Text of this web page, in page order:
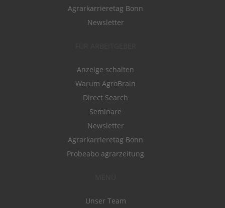
Agrarkarrieretag Bonn
Newsletter
Anzeige schalten
Warum AgroBrain
Direct Search
Seminare
Newsletter
Agrarkarrieretag Bonn
Probeabo agrarzeitung
Unser Team